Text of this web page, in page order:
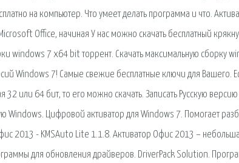
на компьютер. Что умеет делать программа и что.
Office, начиная У нас можно скачать бесплатный
windows 7 x64 bit торрент. Скачать максимальную сборку
Windows 7! Самые свежие бесплатные ключи для Вашего.
32 или 64 бит, то его можно скачать. Записать Русскую
Windows. Цифровой активатор для Windows 7. Помогает
2013 - KMSAuto Lite 1.1.8. Активатор Офис 2013 –
для обновления драйверов. DriverPack Solution.